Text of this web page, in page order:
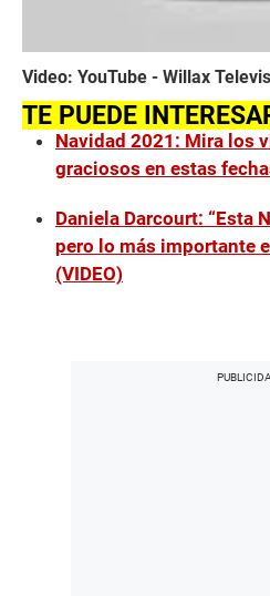
Video: YouTube - Willax
TE PUEDE
Navidad 2021: Mira los
graciosos en estas
Daniela Darcourt: “Esta
pero lo más importante
(VIDEO)